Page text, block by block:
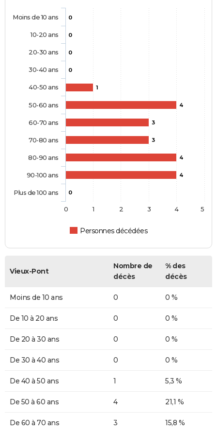
0
0
0
0
1
4
3
3
4
4
0
Personnes décédées
Moins de 10 ans
10-20 ans
20-30 ans
30-40 ans
40-50 ans
50-60 ans
60-70 ans
70-80 ans
80-90 ans
90-100 ans
Plus de 100 ans
0 1 2 3 4 5
Vieux-Pont
Nombre de
décès
% des
décès
Moins de 10 ans 0 0 %
De 10 à 20 ans 0 0 %
De 20 à 30 ans 0 0 %
De 30 à 40 ans 0 0 %
De 40 à 50 ans 1 5,3 %
De 50 à 60 ans 4 21,1 %
De 60 à 70 ans 3 15,8 %